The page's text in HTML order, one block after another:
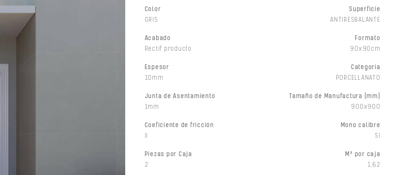
Color
GRIS
Superficie
ANTIRESBALANTE
Acabado
Rectif producto
Formato
90x90cm
Espesor
10mm
Categoría
PORCELLANATO
Junta de Asentamiento
1mm
Tamaño de Manufactura (mm)
900x900
Coeficiente de fricción
Mono calibre
Sí
Piezas por Caja
2
M² por caja
1,62